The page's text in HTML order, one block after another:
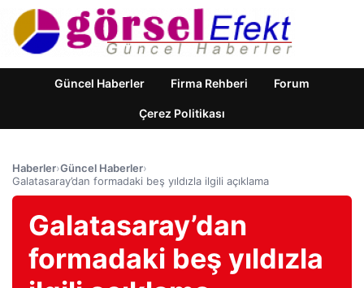
Güncel Haberler Firma Rehberi Forum
Çerez Politikası
Haberler›Güncel Haberler›
Galatasaray’dan formadaki beş yıldızla ilgili açıklama
Galatasaray’dan
formadaki beş yıldızla